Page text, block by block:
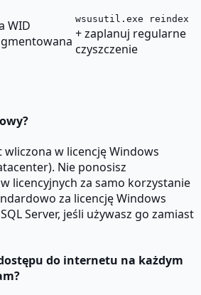
WID
wsusutil.exe reindex
+ zaplanuj regularne
czyszczenie
wliczona w licencję Windows
Nie ponosisz
licencyjnych za samo korzystanie
za licencję Windows
Server, jeśli używasz go zamiast
do internetu na każdym